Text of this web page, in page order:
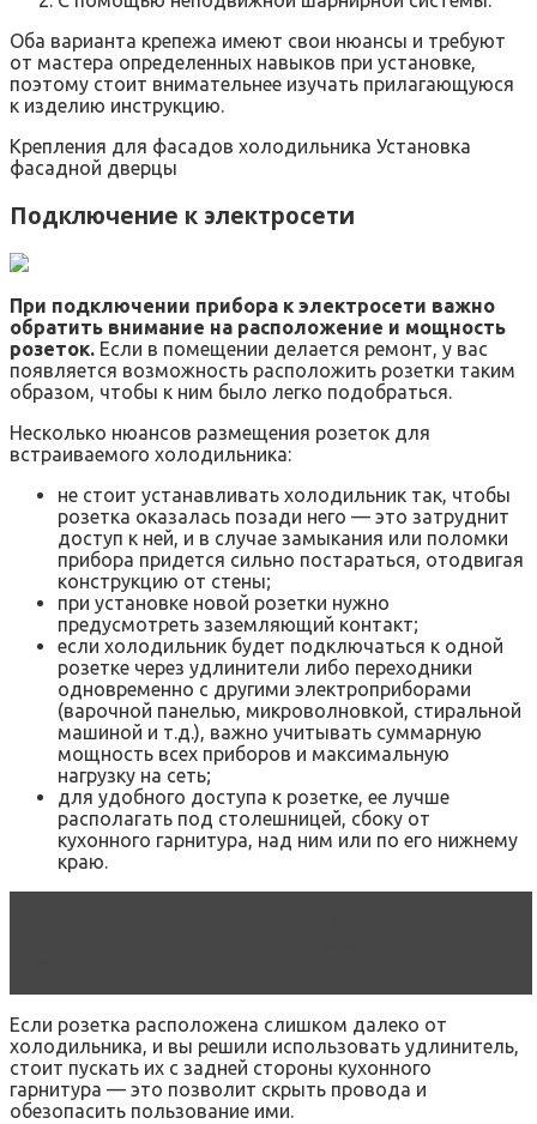
Оба варианта крепежа имеют свои нюансы и требуют
от мастера определенных навыков при установке,
поэтому стоит внимательнее изучать прилагающуюся
к изделию инструкцию.
Крепления для фасадов холодильника Установка
фасадной дверцы
Подключение к электросети
При подключении прибора к электросети важно
обратить внимание на расположение и мощность
розеток. Если в помещении делается ремонт, у вас
появляется возможность расположить розетки таким
образом, чтобы к ним было легко подобраться.
Несколько нюансов размещения розеток для
встраиваемого холодильника:
не стоит устанавливать холодильник так, чтобы
розетка оказалась позади него — это затруднит
доступ к ней, и в случае замыкания или поломки
прибора придется сильно постараться, отодвигая
конструкцию от стены;
при установке новой розетки нужно
предусмотреть заземляющий контакт;
если холодильник будет подключаться к одной
розетке через удлинители либо переходники
одновременно с другими электроприборами
(варочной панелью, микроволновкой, стиральной
машиной и т.д.), важно учитывать суммарную
мощность всех приборов и максимальную
нагрузку на сеть;
для удобного доступа к розетке, ее лучше
располагать под столешницей, сбоку от
кухонного гарнитура, над ним или по его нижнему
краю.
Если розетка расположена слишком далеко от
холодильника, и вы решили использовать удлинитель,
стоит пускать их с задней стороны кухонного
гарнитура — это позволит скрыть провода и
обезопасить пользование ими.